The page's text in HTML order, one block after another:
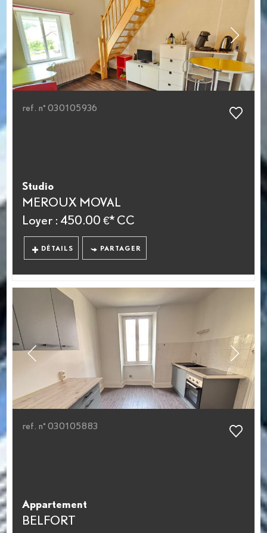
ref. n° 030105936
Studio
MEROUX MOVAL
Loyer : 450.00 €* CC
DÉTAILS PARTAGER
ref. n° 030105883
Appartement
BELFORT